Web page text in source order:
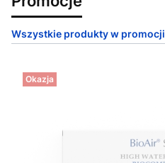
Wszystkie produkty w promocji
Okazja